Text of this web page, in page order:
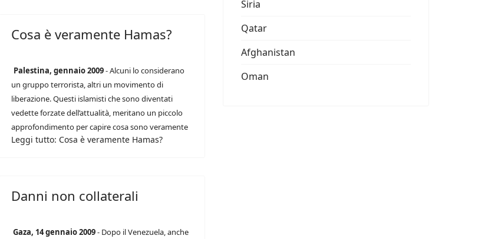
Cosa è veramente Hamas?
Palestina, gennaio 2009- Alcuni lo considerano
un gruppo terrorista, altri un movimento di
liberazione. Questi islamisti che sono diventati
vedette forzate dell’attualità, meritano un piccolo
approfondimento per capire cosa sono veramente
Leggi tutto: Cosa è veramente Hamas?
Danni non collaterali
Gaza, 14 gennaio 2009- Dopo il Venezuela, anche
Siria
Qatar
Afghanistan
Oman